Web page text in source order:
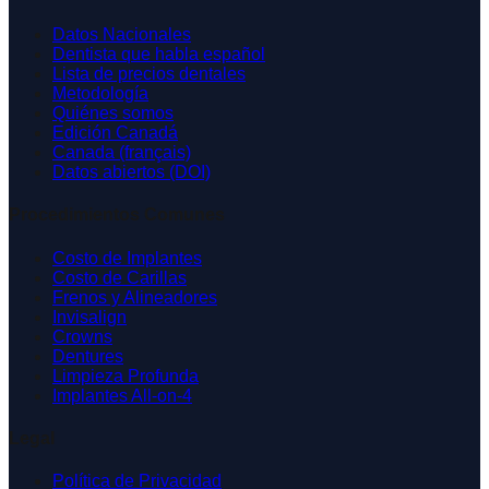
Datos Nacionales
Dentista que habla español
Lista de precios dentales
Metodología
Quiénes somos
Edición Canadá
Canada (français)
Datos abiertos (DOI)
Costo de Implantes
Costo de Carillas
Frenos y Alineadores
Invisalign
Crowns
Dentures
Limpieza Profunda
Implantes All-on-4
Política de Privacidad